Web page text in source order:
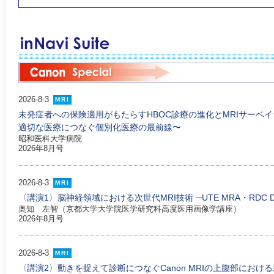
2026-8-3 MRI
未発症者への保険適用がもたらすHBOC診療の進化とMRIサーベ
適切な医療につなぐ個別化医療の最前線〜
昭和医科大学病院
2026年8月号
2026-8-3 MRI
〈講演1〉脳神経領域における次世代MRI技術 ─UTE MRA・
奥知 左智（京都大学大学院医学研究科高度医用画像学講座）
2026年8月号
2026-8-3 MRI
〈講演2〉動きを捉えて診断につなぐCanon MRIの上腹部におけ